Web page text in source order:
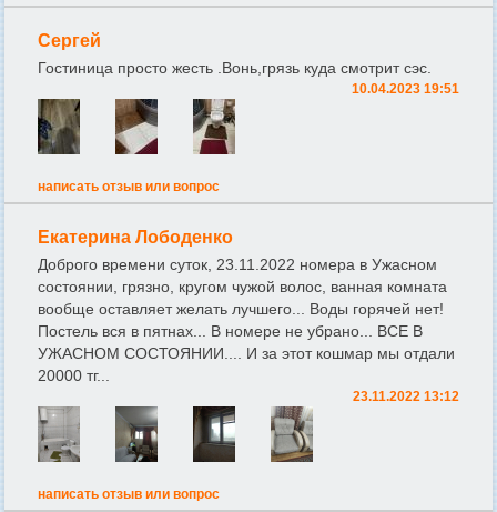
Сергей
Гостиница просто жесть .Вонь,грязь куда смотрит сэс.
10.04.2023 19:51
написать отзыв или вопрос
Екатерина Лободенко
Доброго времени суток, 23.11.2022 номера в Ужасном
состоянии, грязно, кругом чужой волос, ванная комната
вообще оставляет желать лучшего... Воды горячей нет!
Постель вся в пятнах... В номере не убрано... ВСЕ В
УЖАСНОМ СОСТОЯНИИ.... И за этот кошмар мы отдали
20000 тг...
23.11.2022 13:12
написать отзыв или вопрос